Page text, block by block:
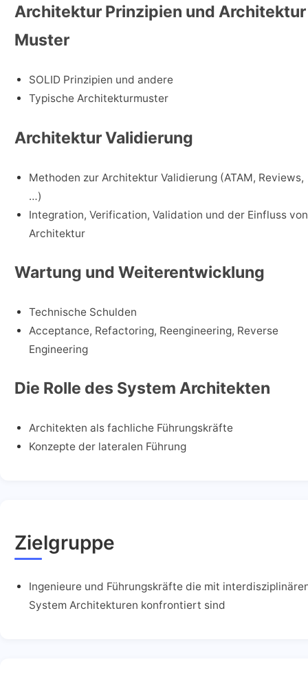
Architektur Prinzipien und Architektur
Muster
SOLID Prinzipien und andere
Typische Architekturmuster
Architektur Validierung
Methoden zur Architektur Validierung (ATAM, Reviews,
…)
Integration, Verification, Validation und der Einfluss von
Architektur
Wartung und Weiterentwicklung
Technische Schulden
Acceptance, Refactoring, Reengineering, Reverse
Engineering
Die Rolle des System Architekten
Architekten als fachliche Führungskräfte
Konzepte der lateralen Führung
Zielgruppe
Ingenieure und Führungskräfte die mit
System Architekturen konfrontiert sind